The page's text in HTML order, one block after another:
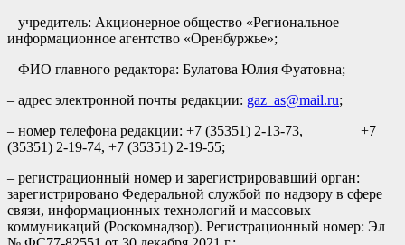
– учредитель: Акционерное общество «Региональное
информационное агентство «Оренбуржье»;
– ФИО главного редактора: Булатова Юлия Фуатовна;
– адрес электронной почты редакции: gaz_as@mail.ru;
– номер телефона редакции: +7 (35351) 2-13-73, +7
(35351) 2-19-74, +7 (35351) 2-19-55;
– регистрационный номер и зарегистрировавший орган:
зарегистрировано Федеральной службой по надзору в сфере
связи, информационных технологий и массовых
коммуникаций (Роскомнадзор). Регистрационный номер: Эл